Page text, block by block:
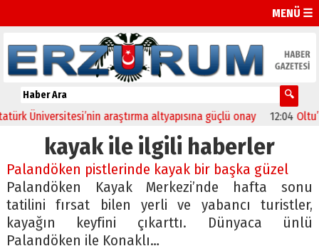
MENÜ ☰
araştırma altyapısına güçlü onay 12:04 Oltu’da
kayak ile ilgili haberler
Palandöken pistlerinde kayak bir başka güzel
Palandöken Kayak Merkezi’nde hafta sonu
tatilini fırsat bilen yerli ve yabancı turistler,
kayağın keyfini çıkarttı. Dünyaca ünlü
Palandöken ile Konaklı…